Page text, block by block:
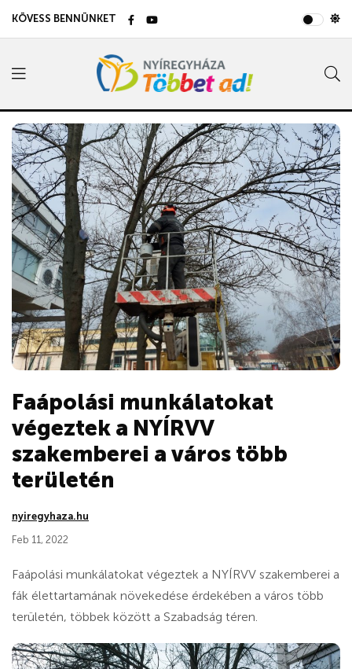
KÖVESS BENNÜNKET
Faápolási munkálatokat
végeztek a NYÍRVV
szakemberei a város több
területén
nyiregyhaza.hu
Feb 11, 2022
Faápolási munkálatokat végeztek a NYÍRVV szakemberei a
fák élettartamának növekedése érdekében a város több
területén, többek között a Szabadság téren.